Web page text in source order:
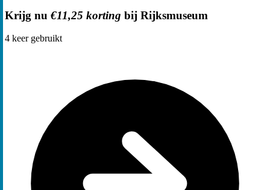
Krijg nu €11,25 korting bij Rijksmuseum
4 keer gebruikt